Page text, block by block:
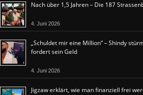
Nach über 1,5 Jahren – Die 187
4. Juni 2026
„Schuldet mir eine Million“ – Shindy
fordert sein Geld
4. Juni 2026
Jigzaw erklärt, wie man finanziell frei